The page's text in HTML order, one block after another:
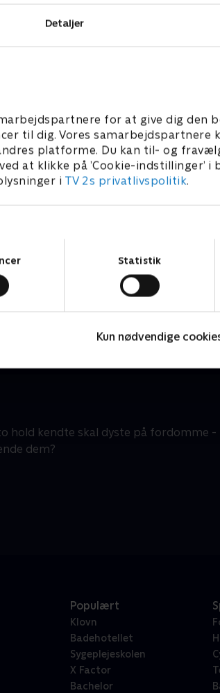
Detaljer
for at give dig den
til dig. Vores samarbejdspartnere
platforme. Du kan til- og
at klikke på ’Cookie-indstillinger’ i
i TV 2s privatlivspolitik.
Statistik
Kun nødvendige
på
Det skal to hold af
julikalender
hold kendte skal dyste på fordomme
dem?
Populært
Klovn
Badehotellet
Sygeplejeskolen
X Factor
Bachelor